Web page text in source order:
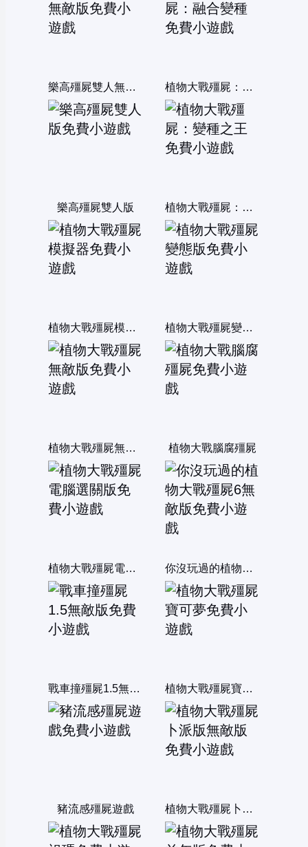
樂高殭屍雙人無敵版 植物大戰殭屍：融合變種
樂高殭屍雙人版 植物大戰殭屍：變種之王
植物大戰殭屍模擬器 植物大戰殭屍變態版
植物大戰殭屍無敵版 植物大戰腦腐殭屍
植物大戰殭屍電腦選關版 你沒玩過的植物大戰殭屍6無敵版
戰車撞殭屍1.5無敵版 植物大戰殭屍寶可夢
豬流感殭屍遊戲 植物大戰殭屍卜派版無敵版